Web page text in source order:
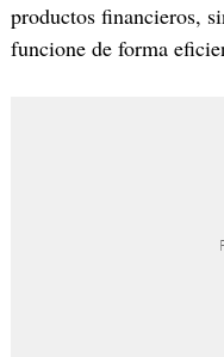
productos financieros,
funcione de forma